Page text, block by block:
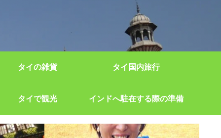
タイの雑貨 タイ国内旅行
タイで観光 インドへ駐在する際の準備